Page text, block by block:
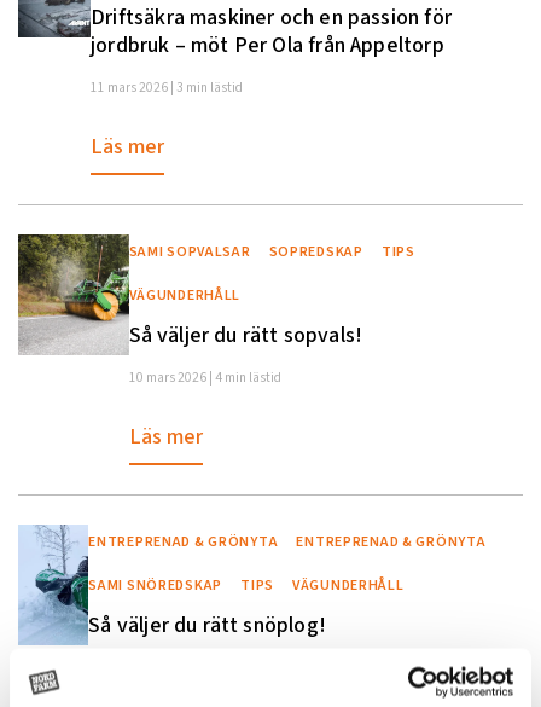
Driftsäkra maskiner och en passion för
jordbruk – möt Per Ola från Appeltorp
11 mars 2026 | 3 min lästid
Läs mer
SAMI SOPVALSAR SOPREDSKAP TIPS
VÄGUNDERHÅLL
Så väljer du rätt sopvals!
10 mars 2026 | 4 min lästid
Läs mer
ENTREPRENAD & GRÖNYTA ENTREPRENAD & GRÖNYTA
SAMI SNÖREDSKAP TIPS VÄGUNDERHÅLL
Så väljer du rätt snöplog!